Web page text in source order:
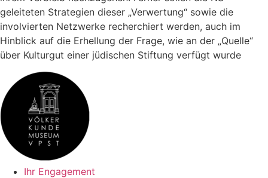
geleiteten Strategien dieser „Verwertung“ sowie die
involvierten Netzwerke recherchiert werden, auch im
Hinblick auf die Erhellung der Frage, wie an der „Quelle“
über Kulturgut einer jüdischen Stiftung verfügt wurde
Ihr Engagement